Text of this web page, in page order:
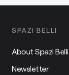
SPAZI BELLI
About Spazi Belli
Newsletter